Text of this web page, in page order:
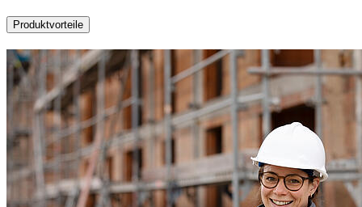
Produktvorteile